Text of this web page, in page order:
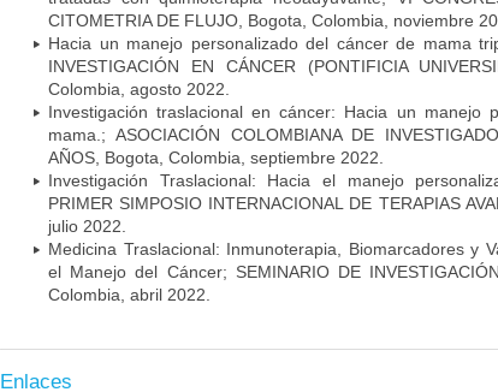
CITOMETRIA DE FLUJO, Bogota, Colombia, noviembre
Hacia un manejo personalizado del cáncer de mama
INVESTIGACIÓN EN CÁNCER (PONTIFICIA
Colombia, agosto 2022.
Investigación traslacional en cáncer: Hacia un manejo
mama.; ASOCIACIÓN COLOMBIANA DE
AÑOS, Bogota, Colombia, septiembre 2022.
Investigación Traslacional: Hacia el manejo
PRIMER SIMPOSIO INTERNACIONAL DE TERAPIAS
julio 2022.
Medicina Traslacional: Inmunoterapia, Biomarcadores y
el Manejo del Cáncer; SEMINARIO DE
Colombia, abril 2022.
Enlaces